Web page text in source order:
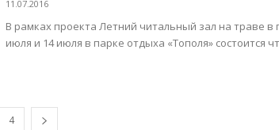
11.07.2016
В рамках проекта Летний читальный зал на траве в
июля и 14 июля в парке отдыха «Тополя» состоится
4